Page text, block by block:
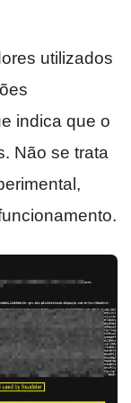
utilizados
indica que o
Não se trata